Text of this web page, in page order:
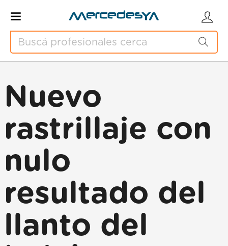
Nuevo
rastrillaje con
nulo
resultado del
llanto del